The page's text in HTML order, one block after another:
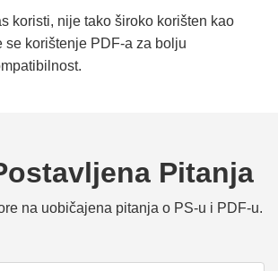
koristi, nije tako široko korišten kao
se korištenje PDF-a za bolju
Pitanja
na uobičajena pitanja o PS-u i PDF-u.